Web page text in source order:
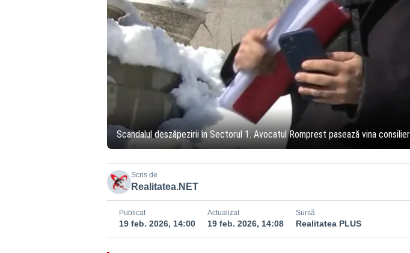
Scandalul deszăpezirii în Sectorul 1. Avocatul Romprest pasează vina
Scris de
Realitatea.NET
Publicat
19 feb. 2026, 14:00
Actualizat
19 feb. 2026, 14:08
Sursă
Realitatea PLUS